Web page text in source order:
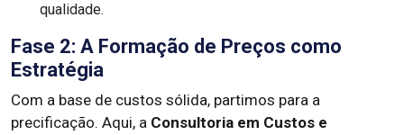
qualidade.
Fase 2: A Formação de Preços como
Estratégia
Com a base de custos sólida, partimos para a
precificação. Aqui, a Consultoria em Custos e